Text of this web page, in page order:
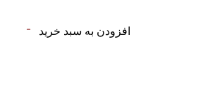
افزودن به سبد خرید